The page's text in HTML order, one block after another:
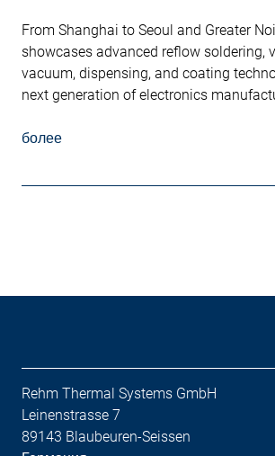
From Shanghai to Seoul and Greater
showcases advanced reflow soldering,
vacuum, dispensing, and coating
next generation of electronics
более
Rehm Thermal Systems GmbH
Leinenstrasse 7
89143 Blaubeuren-Seissen